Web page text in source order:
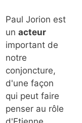
Paul Jorion est
un acteur
important de
notre
conjoncture,
d'une façon
qui peut faire
penser au rôle